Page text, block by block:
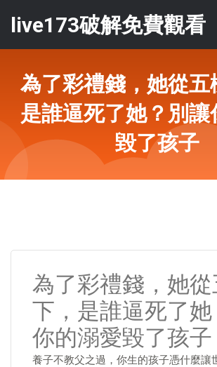
live173破解免費觀看
為了彩禮錢，她從五
是誰逼死了她？別
毀了孩子
為了彩禮錢，她
下，是誰逼死了
你的溺愛毀了孩子
養子不教父之過，你生的孩子憑什麼讓